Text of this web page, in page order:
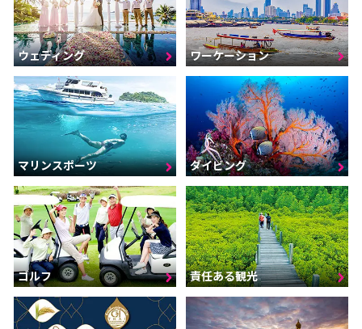
ウェディング ワーケーション
マリンスポーツ ダイビング
ゴルフ 責任ある観光